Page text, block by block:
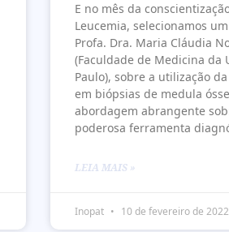
E no mês da
Leucemia, selecionamos
Profa. Dra. Maria Cláudia
(Faculdade de Medicina da
Paulo), sobre a utilização
em biópsias de medula
abordagem abrangente
poderosa ferramenta
LEIA MAIS »
Inopat 10 de fevereiro de 2022